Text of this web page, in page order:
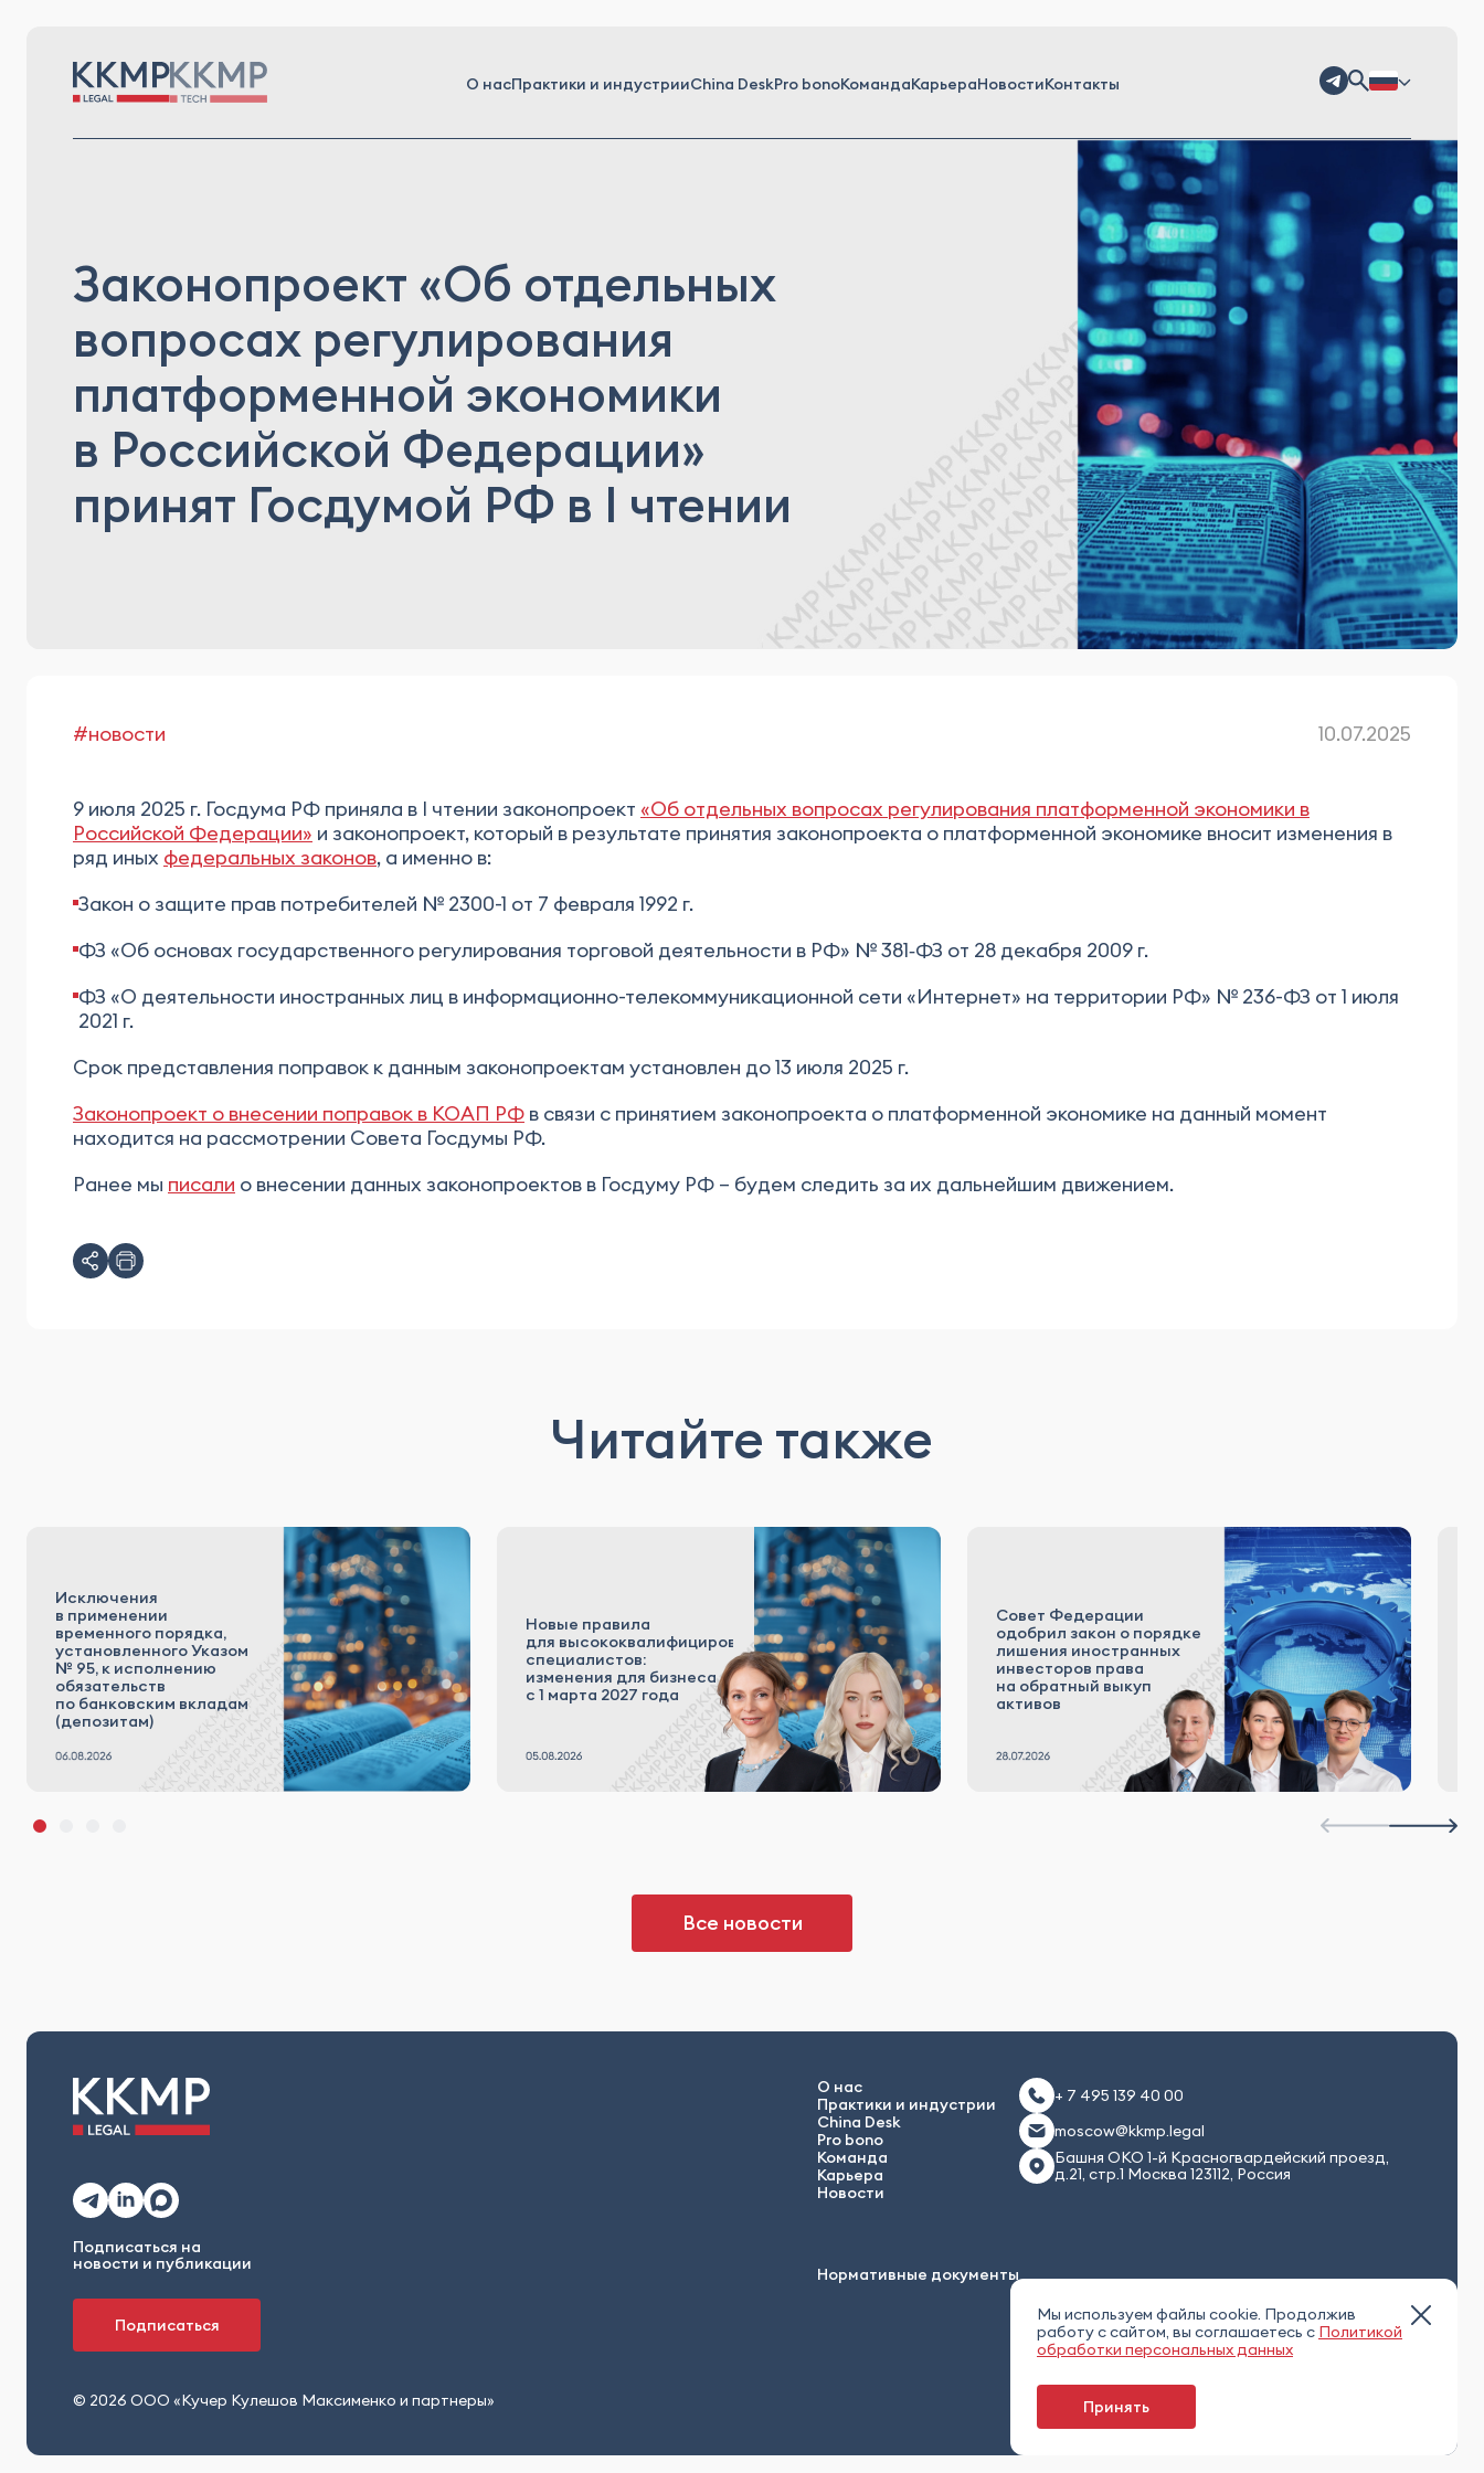
О насПрактики и индустрииChina DeskPro bonoКомандаКарьераНовостиКонтакты
Законопроект «Об отдельных
вопросах регулирования
платформенной экономики
в Российской Федерации»
принят Госдумой РФ в I чтении
#новости 10.07.2025
9 июля 2025 г. Госдума РФ приняла в I чтении законопроект «Об отдельных вопросах регулирования платформенной экономики в
Российской Федерации» и законопроект, который в результате принятия законопроекта о платформенной экономике вносит изменения в
ряд иных федеральных законов, а именно в:
Закон о защите прав потребителей № 2300-1 от 7 февраля 1992 г.
ФЗ «Об основах государственного регулирования торговой деятельности в РФ» № 381‑ФЗ от 28 декабря 2009 г.
ФЗ «О деятельности иностранных лиц в информационно-телекоммуникационной сети «Интернет» на территории РФ» № 236-ФЗ от 1 июля
2021 г.
Срок представления поправок к данным законопроектам установлен до 13 июля 2025 г.
Законопроект о внесении поправок в КОАП РФ в связи с принятием законопроекта о платформенной экономике на данный момент
находится на рассмотрении Совета Госдумы РФ.
Ранее мы писали о внесении данных законопроектов в Госдуму РФ – будем следить за их дальнейшим движением.
Читайте также
Исключения
в применении
временного порядка,
установленного Указом
№ 95, к исполнению
обязательств
по банковским вкладам
(депозитам)
Новые правила
для высококвалифицированных
специалистов:
изменения для бизнеса
с 1 марта 2027 года
Совет Федерации
одобрил закон о порядке
лишения иностранных
инвесторов права
на обратный выкуп
активов
Все новости
Мы используем файлы cookie. Продолжив
работу с сайтом, вы соглашаетесь с Политикой
обработки персональных данных
Принять
Подписаться на
новости и публикации
Подписаться
О нас
Практики и индустрии
China Desk
Pro bono
Команда
Карьера
Новости
Нормативные документы
+ 7 495 139 40 00
moscow@kkmp.legal
Башня ОКО 1-й Красногвардейский проезд,
д.21, стр.1 Москва 123112, Россия
© 2026 ООО «Кучер Кулешов Максименко и партнеры»